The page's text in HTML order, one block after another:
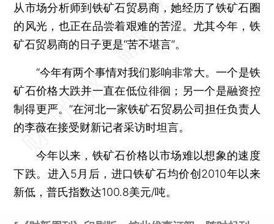
从市场分析师到铁矿石贸易商，她经历了铁矿石圈
的风光，也正在品尝着艰难的苦涩。尤其今年，铁
矿石贸易商的日子更是“苦不堪言”。
“今年有两个事情对我们影响非常大。一个是铁
矿石价格大跌并一直在低位徘徊；另一个是融资控
制得更严。”在河北一家铁矿石贸易公司担任负责人
的李薇在接受财新记者采访时坦言。
今年以来，铁矿石价格以市场难以想象的速度
下跌。进入5月后，进口铁矿石均价创2010年以来
新低，普氏指数达100.8美元/吨。